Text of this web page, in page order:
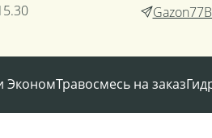
ЭкономТравосмесь на заказ